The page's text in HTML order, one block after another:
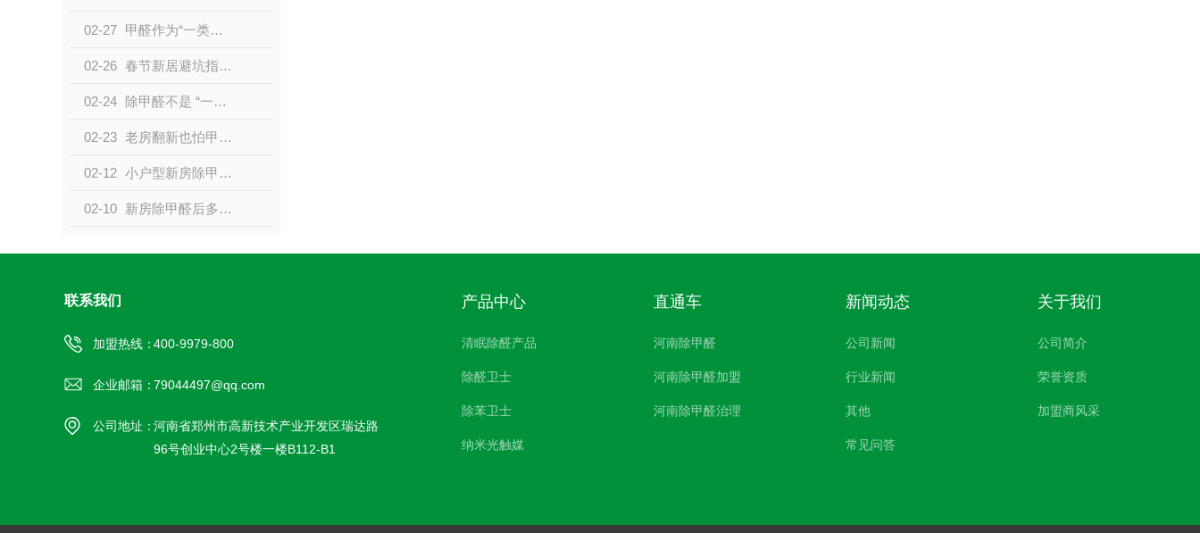
02-27 甲醛作为“一类致癌物”，对人体的危害远不止白血病这一种！
02-26 春节新居避坑指南：甲醛防护科普，守护家人居家健康
02-24 除甲醛不是 “一次性工程”，而是一场 “持久战”！
02-23 老房翻新也怕甲醛？这些隐藏来源和治理方法别忽略
02-12 小户型新房除甲醛：空间小浓度易超标，这样治理更有效
02-10 新房除甲醛后多久能入住？关键看这 2 点，别盲目等
联系我们
加盟热线：400-9979-800
企业邮箱：79044497@qq.com
公司地址：河南省郑州市高新技术产业开发区瑞达路
96号创业中心2号楼一楼B112-B1
产品中心
清眠除醛产品
除醛卫士
除苯卫士
纳米光触媒
直通车
河南除甲醛
河南除甲醛加盟
河南除甲醛治理
新闻动态
公司新闻
行业新闻
其他
常见问答
关于我们
公司简介
荣誉资质
加盟商风采